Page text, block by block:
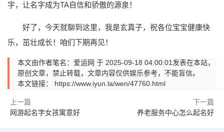
字，让名字成为TA自信和骄傲的源泉！
好了，今天就聊到这里，我是玄真子，祝各位宝宝健康快
乐，茁壮成长！咱们下期再见！
本文由作者笔名：爱运网 于 2025-09-18 04:00:01发表在本站，
原创文章，禁止转载，文章内容仅供娱乐参考，不能盲信。
本文链接： https://www.iyun.la/wen/47760.html
上一篇
网游起名字女孩寓意好
下一篇
养老服务中心怎么起名好